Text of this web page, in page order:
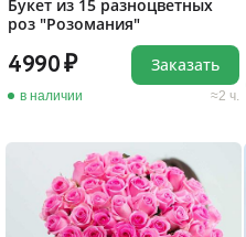
Букет из 15 разноцветных
роз "Розомания"
4990
в наличии 2 ч.
Заказать